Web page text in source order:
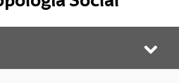
Social